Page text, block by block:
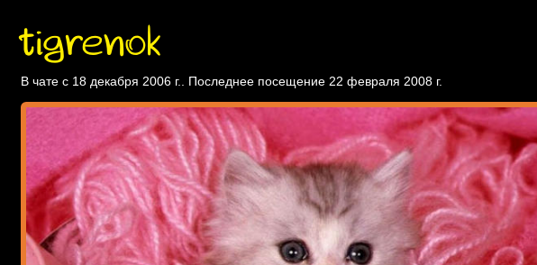
tigrenok
В чате с 18 декабря 2006 г.. Последнее посещение 22 февраля 2008 г.